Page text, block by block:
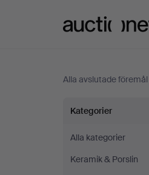
Alla avslutade föremål
Europeiskt
Kategorier
Alla kategorier
Keramik & Porslin